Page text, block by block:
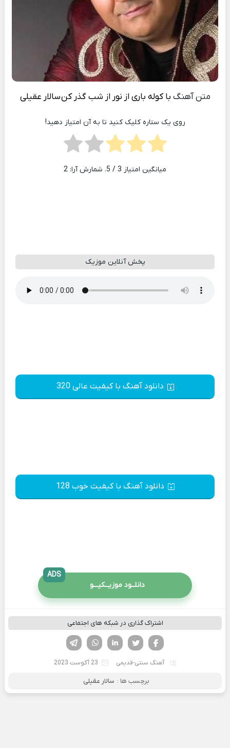
متن آهنگ با کوله باری از نور از شب گذر کنسالار عقیلی
روی یک ستاره کلیک کنید تا به آن امتیاز دهید!
میانگین امتیاز 3 / 5. شمارش آرا: 2
پخش آنلاین موزیک
دانلود آهنگ با کیفیت عالی 320
دانلود آهنگ با کیفیت خوب 128
دانلــود موزیــکیـــو
ADS
اشتراک گذاری در شبکه های اجتماعی
لینکدین تویتر
فیسوک
آهنگ سنتی-قدیمی 23 آگوست 2023
برچسب ها : سالار عقیلی